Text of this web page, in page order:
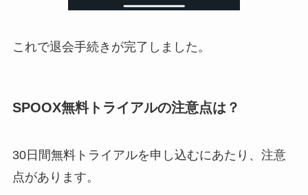
これで退会手続きが完了しました。
SPOOX無料トライアルの注意点は？
30日間無料トライアルを申し込むにあたり、注意
点があります。